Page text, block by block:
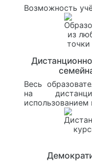
Возможность
Весь
на
использованием